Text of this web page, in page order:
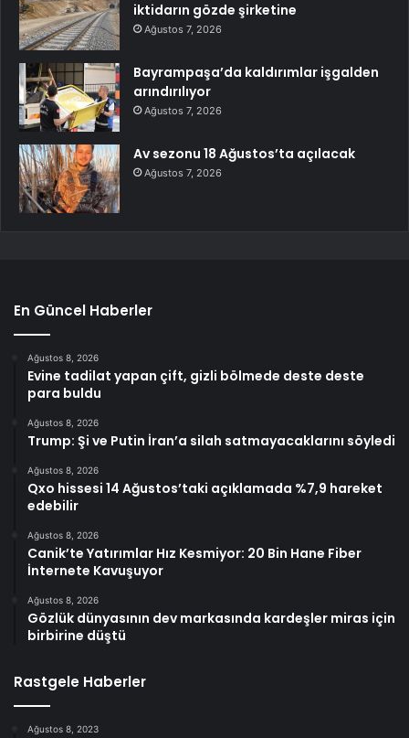
iktidarın gözde şirketine
Ağustos 7, 2026
Bayrampaşa’da kaldırımlar işgalden
arındırılıyor
Ağustos 7, 2026
Av sezonu 18 Ağustos’ta açılacak
Ağustos 7, 2026
En Güncel Haberler
Ağustos 8, 2026
Evine tadilat yapan çift, gizli bölmede deste deste
para buldu
Ağustos 8, 2026
Trump: Şi ve Putin İran’a silah satmayacaklarını söyledi
Ağustos 8, 2026
Qxo hissesi 14 Ağustos’taki açıklamada %7,9 hareket
edebilir
Ağustos 8, 2026
Canik’te Yatırımlar Hız Kesmiyor: 20 Bin Hane Fiber
İnternete Kavuşuyor
Ağustos 8, 2026
Gözlük dünyasının dev markasında kardeşler miras için
birbirine düştü
Rastgele Haberler
Ağustos 8, 2023